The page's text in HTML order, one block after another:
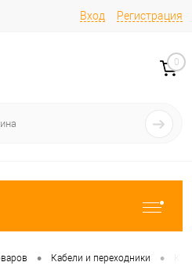
Вход Регистрация
0
• Кабели и переходники •